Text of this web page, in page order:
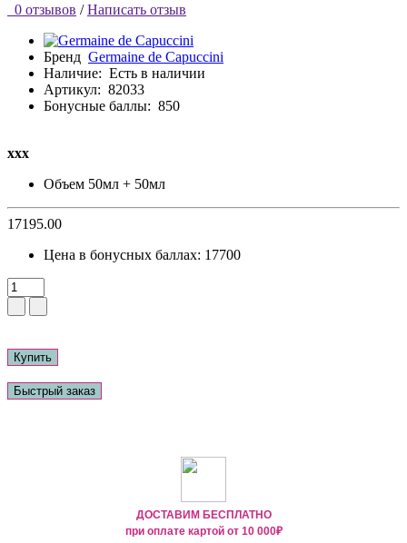
0 отзывов / Написать отзыв
Бренд Germaine de Capuccini
Наличие: Есть в наличии
Артикул: 82033
Бонусные баллы: 850
ххх
Объем 50мл + 50мл
17195.00
Цена в бонусных баллах: 17700
Купить
Быстрый заказ
ДОСТАВИМ БЕСПЛАТНО
при оплате картой от 10 000₽